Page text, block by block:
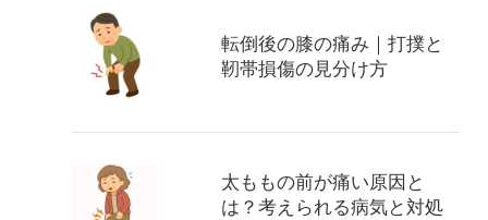
転倒後の膝の痛み｜打撲と
靭帯損傷の見分け方
太ももの前が痛い原因と
は？考えられる病気と対処